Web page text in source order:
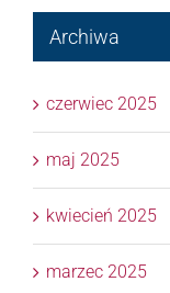
Archiwa
czerwiec 2025
maj 2025
kwiecień 2025
marzec 2025